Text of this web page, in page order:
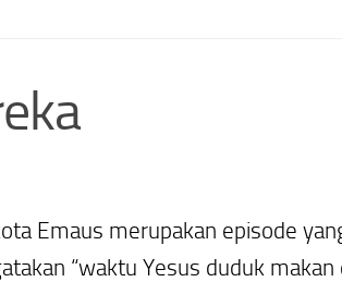
Emaus merupakan episode
“waktu Yesus duduk